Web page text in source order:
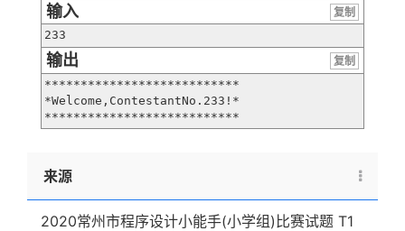
输入
复制
233
输出
复制
***************************
*Welcome,ContestantNo.233!*
***************************
来源
2020常州市程序设计小能手(小学组)比赛试题 T1